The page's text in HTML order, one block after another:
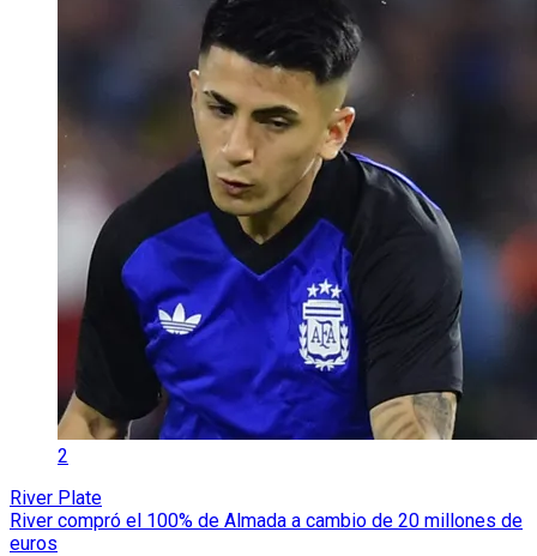
2
River Plate
River compró el 100% de Almada a cambio de 20 millones de
euros